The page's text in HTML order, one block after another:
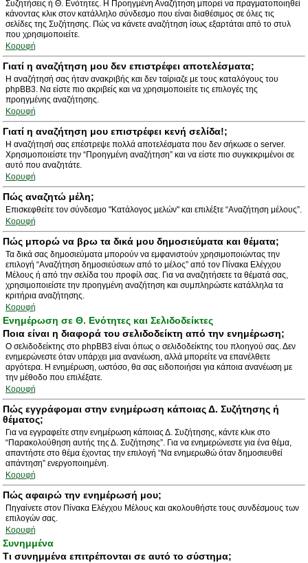
Συζητήσεις ή Θ. Ενότητες. Η Προηγμένη Αναζήτηση μπορεί να πραγματοποιηθεί
κάνοντας κλικ στον κατάλληλο σύνδεσμο που είναι διαθέσιμος σε όλες τις
σελίδες της Συζήτησης. Πώς να κάνετε αναζήτηση ίσως εξαρτάται από το στυλ
που χρησιμοποιείτε.
Κορυφή
Γιατί η αναζήτηση μου δεν επιστρέφει αποτελέσματα;
Η αναζήτησή σας ήταν ανακριβής και δεν ταίριαζε με τους καταλόγους του
phpBB3. Να είστε πιο ακριβείς και να χρησιμοποιείτε τις επιλογές της
προηγμένης αναζήτησης.
Κορυφή
Γιατί η αναζήτηση μου επιστρέφει κενή σελίδα!;
Η αναζήτησή σας επέστρεψε πολλά αποτελέσματα που δεν σήκωσε ο server.
Χρησιμοποιείστε την “Προηγμένη αναζήτηση” και να είστε πιο συγκεκριμένοι σε
αυτό που αναζητάτε.
Κορυφή
Πώς αναζητώ μέλη;
Επισκεφθείτε τον σύνδεσμο "Κατάλογος μελών" και επιλέξτε “Αναζήτηση μέλους”.
Κορυφή
Πώς μπορώ να βρω τα δικά μου δημοσιεύματα και θέματα;
Τα δικά σας δημοσιεύματα μπορούν να εμφανιστούν χρησιμοποιώντας την
επιλογή “Αναζήτηση δημοσιεύσεων από το μέλος” από τον Πίνακα Ελέγχου
Μέλους ή από την σελίδα του προφίλ σας. Για να αναζητήσετε τα θέματά σας,
χρησιμοποιείστε την προηγμένη αναζήτηση και συμπληρώστε κατάλληλα τα
κριτήρια αναζήτησης.
Κορυφή
Ενημέρωση σε Θ. Ενότητες και Σελιδοδείκτες
Ποια είναι η διαφορά του σελιδοδείκτη από την ενημέρωση;
Ο σελιδοδείκτης στο phpBB3 είναι όπως ο σελιδοδείκτης του πλοηγού σας. Δεν
ενημερώνεστε όταν υπάρχει μια ανανέωση, αλλά μπορείτε να επανέλθετε
αργότερα. Η ενημέρωση, ωστόσο, θα σας ειδοποιήσει για κάποια ανανέωση με
την μέθοδο που επιλέξατε.
Κορυφή
Πώς εγγράφομαι στην ενημέρωση κάποιας Δ. Συζήτησης ή
θέματος;
Για να εγγραφείτε στην ενημέρωση κάποιας Δ. Συζήτησης, κάντε κλικ στο
“Παρακολούθηση αυτής της Δ. Συζήτησης”. Για να ενημερώνεστε για ένα θέμα,
απαντήστε στο θέμα έχοντας την επιλογή “Να ενημερωθώ όταν δημοσιευθεί
απάντηση” ενεργοποιημένη.
Κορυφή
Πώς αφαιρώ την ενημέρωσή μου;
Πηγαίνετε στον Πίνακα Ελέγχου Μέλους και ακολουθήστε τους συνδέσμους των
επιλογών σας.
Κορυφή
Συνημμένα
Τι συνημμένα επιτρέπονται σε αυτό το σύστημα;